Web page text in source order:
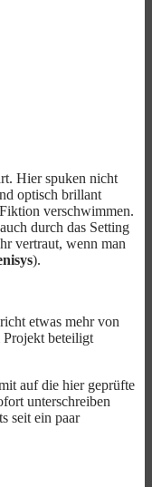
Hier spuken nicht
optisch brillant
verschwimmen.
durch das Setting
vertraut, wenn man
).
etwas mehr von
Projekt beteiligt
auf die hier geprüfte
unterschreiben
seit ein paar